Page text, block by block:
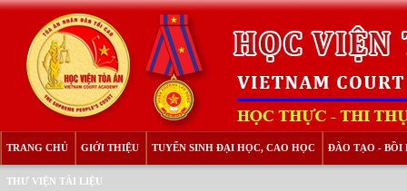
TRANG CHỦ GIỚI THIỆU TUYỂN SINH ĐẠI HỌC, CAO HỌC ĐÀO TẠO - BỒI
THƯ VIỆN TÀI LIỆU